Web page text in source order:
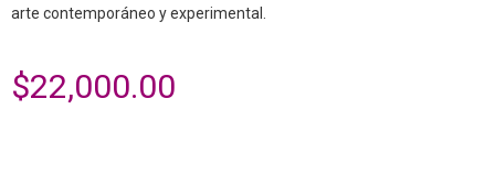
arte contemporáneo y experimental.
$22,000.00